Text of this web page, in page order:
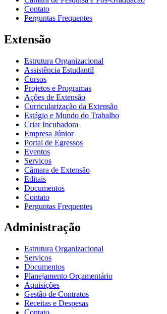
Contato
Perguntas Frequentes
Extensão
Estrutura Organizacional
Assistência Estudantil
Cursos
Projetos e Programas
Ações de Extensão
Curricularização da Extensão
Estágio e Mundo do Trabalho
Criar Incubadora
Empresa Júnior
Portal de Egressos
Eventos
Serviços
Câmara de Extensão
Editais
Documentos
Contato
Perguntas Frequentes
Administração
Estrutura Organizacional
Serviços
Documentos
Planejamento Orçamentário
Aquisições
Gestão de Contratos
Receitas e Despesas